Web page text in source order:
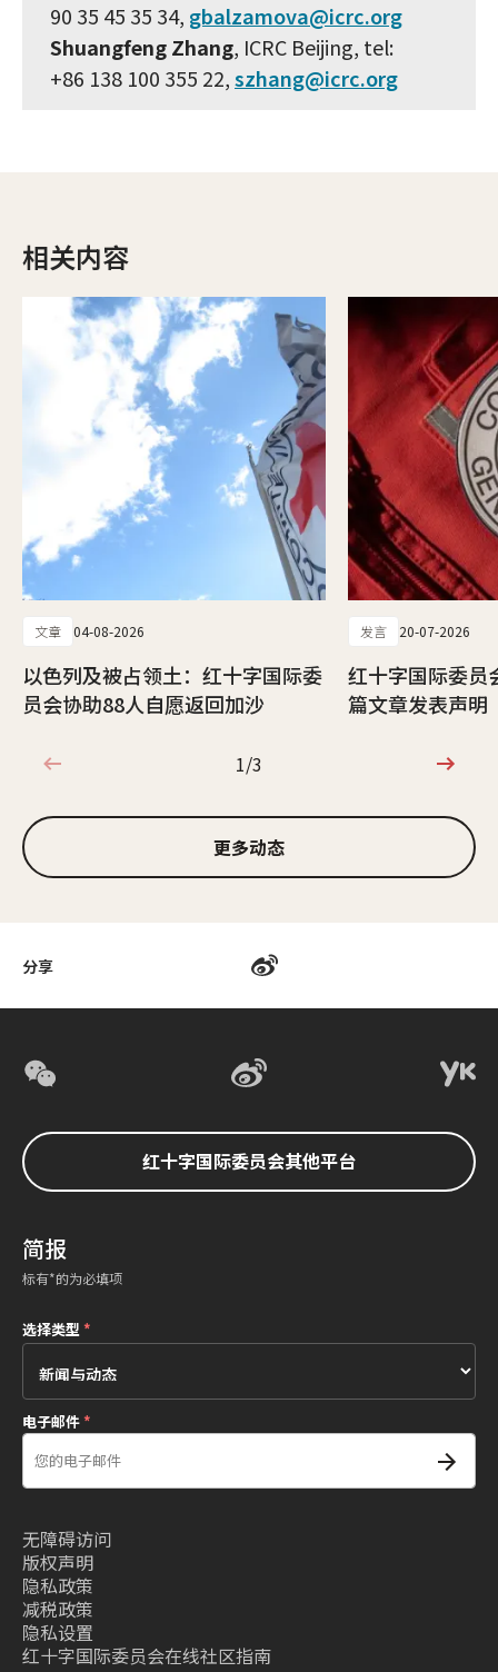
分享
90 35 45 35 34, gbalzamova@icrc.org
Shuangfeng Zhang, ICRC Beijing, tel:
+86 138 100 355 22,szhang@icrc.org
相关内容
文章 04-08-2026
以色列及被占领土：红十字国际委
员会协助88人自愿返回加沙
发言 20-07-2026
红十字国际委员
篇文章发表声明
1/3
1/3
更多动态
红十字国际委员会其他平台
简报
标有*的为必填项
选择类型*
电子邮件*
无障碍访问
版权声明
隐私政策
减税政策
隐私设置
红十字国际委员会在线社区指南